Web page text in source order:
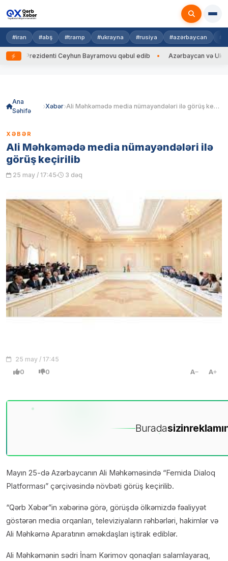
#iran #abş #tramp #ukrayna #rusiya #azərbaycan
Prezidenti Ceyhun Bayramovu qəbul edib Azərbaycan və Ukrayna
Ana
Səhifə
Xəbər Ali Məhkəmədə media nümayəndələri ilə görüş keçirilib
XƏBƏR
Ali Məhkəmədə media nümayəndələri ilə
görüş keçirilib
25 may / 17:45 3 dəq
25 may / 17:45
0 0 A A
Buradasizin
Mayın 25-də Azərbaycanın Ali Məhkəməsində “Femida Dialoq
Platforması” çərçivəsində növbəti görüş keçirilib.
“Qərb Xəbər”in xəbərinə görə, görüşdə ölkəmizdə fəaliyyət
göstərən media orqanları, televiziyaların rəhbərləri, hakimlər və
Ali Məhkəmə Aparatının əməkdaşları iştirak ediblər.
Ali Məhkəmənin sədri İnam Kərimov qonaqları salamlayaraq,